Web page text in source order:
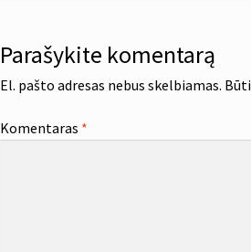
Parašykite komentarą
El. pašto adresas nebus skelbiamas.
Komentaras *